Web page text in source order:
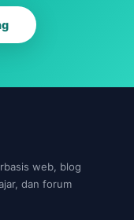
web, blog
dan forum